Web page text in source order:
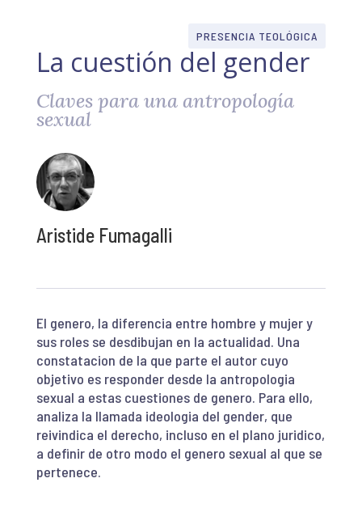
PRESENCIA TEOLÓGICA
La cuestión del gender
Claves para una antropología
sexual
Aristide Fumagalli
El genero, la diferencia entre hombre y mujer y
sus roles se desdibujan en la actualidad. Una
constatacion de la que parte el autor cuyo
objetivo es responder desde la antropologia
sexual a estas cuestiones de genero. Para ello,
analiza la llamada ideologia del gender, que
reivindica el derecho, incluso en el plano juridico,
a definir de otro modo el genero sexual al que se
pertenece.